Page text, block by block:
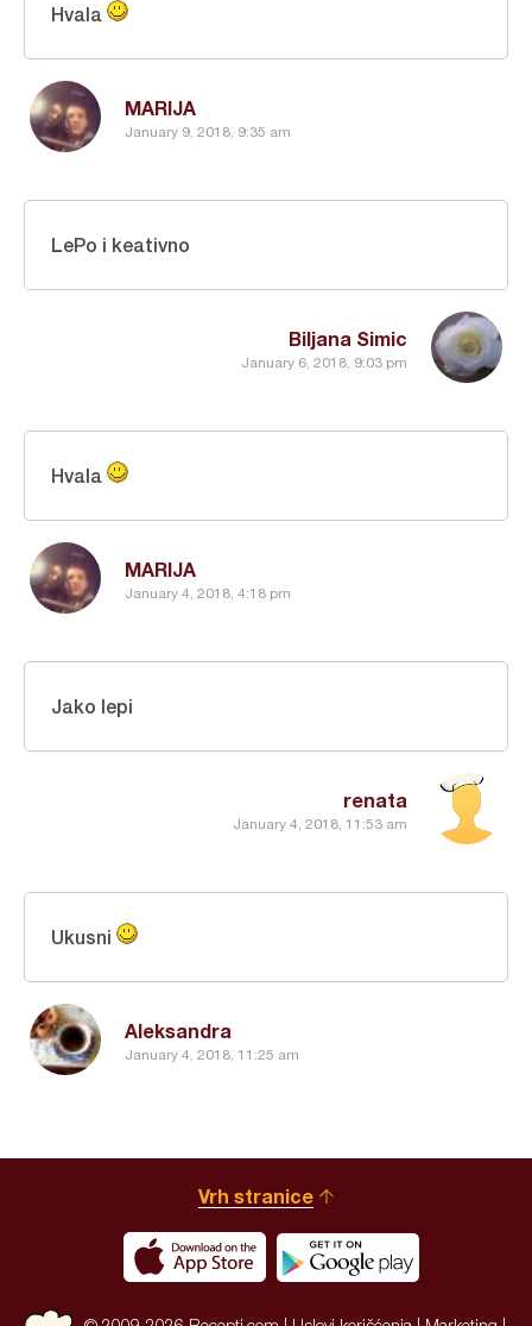
MARIJA
January 9, 2018, 9:35 am
Hvala
Biljana Simic
January 6, 2018, 9:03 pm
LePo i keativno
MARIJA
January 4, 2018, 4:18 pm
Hvala
renata
January 4, 2018, 11:53 am
Jako lepi
Aleksandra
January 4, 2018, 11:25 am
Ukusni
Vrh stranice